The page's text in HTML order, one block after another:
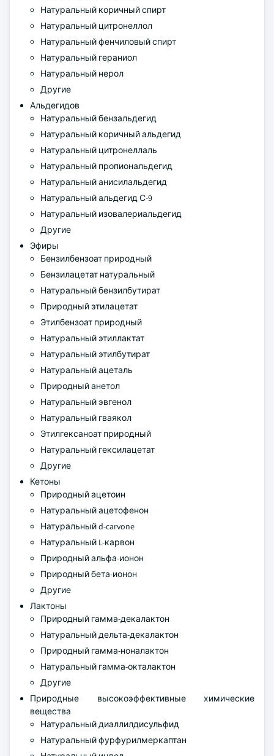
Натуральный коричный спирт
Натуральный цитронеллол
Натуральный фенчиловый спирт
Натуральный гераниол
Натуральный нерол
Другие
Альдегидов
Натуральный бензальдегид
Натуральный коричный альдегид
Натуральный цитронеллаль
Натуральный пропиональдегид
Натуральный анисилальдегид
Натуральный альдегид С-9
Натуральный изовалериальдегид
Другие
Эфиры
Бензилбензоат природный
Бензилацетат натуральный
Натуральный бензилбутират
Природный этилацетат
Этилбензоат природный
Натуральный этиллактат
Натуральный этилбутират
Натуральный ацеталь
Природный анетол
Натуральный эвгенол
Натуральный гваякол
Этилгексаноат природный
Натуральный гексилацетат
Другие
Кетоны
Природный ацетоин
Натуральный ацетофенон
Натуральный d-carvone
Натуральный L-карвон
Природный альфа-ионон
Природный бета-ионон
Другие
Лактоны
Природный гамма-декалактон
Натуральный дельта-декалактон
Природный гамма-ноналактон
Натуральный гамма-окталактон
Другие
Природные высокоэффективные химические
вещества
Натуральный диаллилдисульфид
Натуральный фурфурилмеркаптан